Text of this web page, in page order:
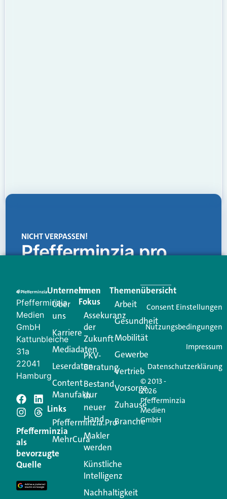
NICHT VERPASSEN!
Pfefferminzia.pro
Creator für Ihre Kundenkommunikation. Alles, was
Ihren Vertriebsalltag leichter macht. Mit nur einem
Login.
Jetzt anmelden
Schreiben Sie einen
Kommentar
Ihre E-Mail-Adresse wird nicht veröffentlicht.
Erforderliche Felder sind mit
Kommentar
Pfefferminzia
Medien
GmbH
Kattunbleiche
31a
22041
Hamburg
Pfefferminzia
als
bevorzugte
Quelle
Unternehmen
Über
uns
Karriere
Mediadaten
Leserdaten
Content
Manufaktur
Links
Pfefferminzia.Pro
MehrCura
Im
Fokus
Assekuranz
der
Zukunft
PKV-
Beratung
Bestand
in
neuer
Hand
Makler
werden
Künstliche
Intelligenz
Nachhaltigkeit
Themenübersicht
Arbeit
Gesundheit
Mobilität
Gewerbe
Vertrieb
Vorsorge
Zuhause
Branche
© 2013 -
2026
Pfefferminzia
Medien
GmbH
Consent Einstellungen
Nutzungsbedingungen
Impressum
Datenschutzerklärung